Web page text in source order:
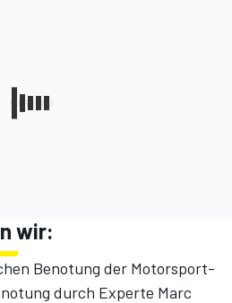
wir:
Benotung der Motorsport-
durch Experte Marc